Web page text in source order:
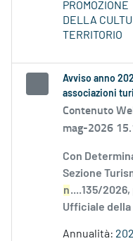
PROMOZIONE
DELLA
TERRITORIO
Avviso anno
associazioni
Contenuto
mag-2026
Con
Sezione
n....135/
Ufficiale della
Annualità: